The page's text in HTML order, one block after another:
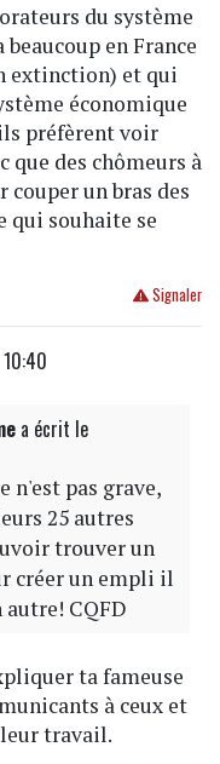
du système
en France
extinction) et qui
économique
préfèrent voir
que des chômeurs à
un bras des
qui souhaite se
Signaler
a écrit le
n'est pas grave,
25 autres
trouver un
créer un empli il
CQFD
ta fameuse
à ceux et
travail.